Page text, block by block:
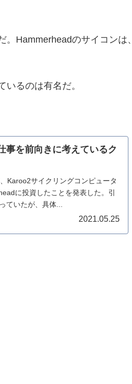
Hammerheadのサイコンは、
るのは有名だ。
事を前向きに考えているク
Karoo2サイクリングコンピュータ
に投資したことを発表した。引
ていたが、具体...
2021.05.25